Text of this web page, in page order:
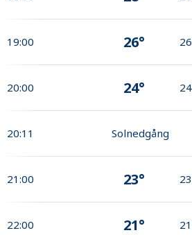
19:00 26°
20:00 24°
20:11 Solnedgång
21:00 23°
22:00 21°